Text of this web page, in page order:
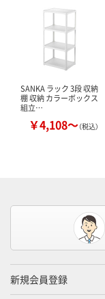
SANKA ラック 3段 収納
棚 収納 カラーボックス
組立…
￥4,108～（税込）
新規会員登録